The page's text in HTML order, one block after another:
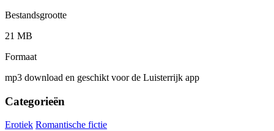
Bestandsgrootte
21 MB
Formaat
mp3 download en geschikt voor de Luisterrijk app
Categorieën
Erotiek Romantische fictie